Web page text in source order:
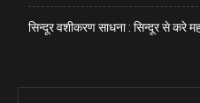
सिन्दूर वशीकरण साधना : सिन्दूर से करे